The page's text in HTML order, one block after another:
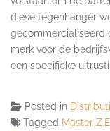
dieseltegenhanger
gecommercialiseerd
merk voor de
een specifieke
Posted in
Tagged Master